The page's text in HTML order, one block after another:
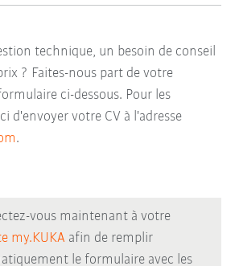
technique, un besoin de conseil
? Faites-nous part de votre
ci-dessous. Pour les
d'envoyer votre CV à l'adresse
.
vous maintenant à votre
my.KUKA afin de remplir
le formulaire avec les